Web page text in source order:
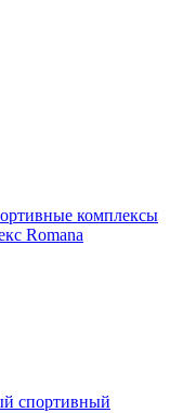
комплексы
Romana
спортивный